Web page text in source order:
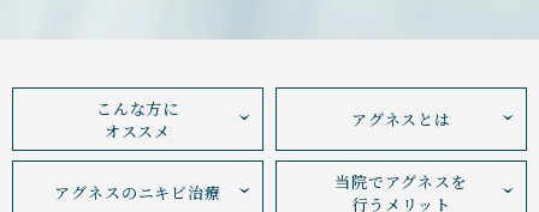
こんな方に
オススメ
アグネスとは
アグネスのニキビ治療
当院でアグネスを
行うメリット